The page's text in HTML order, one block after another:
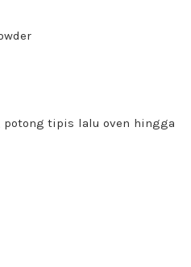
potong tipis lalu oven hingga